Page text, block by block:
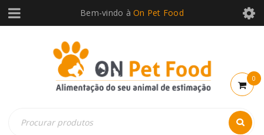
Bem-vindo àOn Pet Food
0